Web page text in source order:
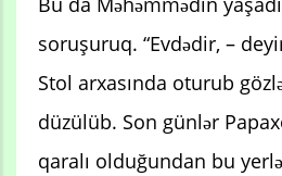
soruşuruq. “Evdədir, –
Stol arxasında oturub
düzülüb. Son günlər
qaralı olduğundan bu